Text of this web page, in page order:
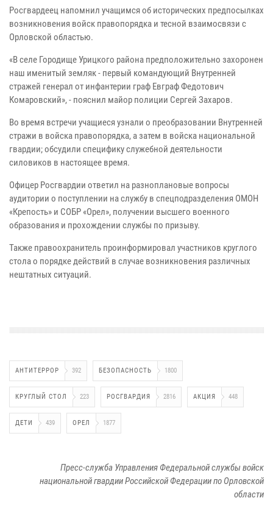
Росгвардеец напомнил учащимся об исторических предпосылках
возникновения войск правопорядка и тесной взаимосвязи с
Орловской областью.
«В селе Городище Урицкого района предположительно захоронен
наш именитый земляк - первый командующий Внутренней
стражей генерал от инфантерии граф Евграф Федотович
Комаровский», - пояснил майор полиции Сергей Захаров.
Во время встречи учащиеся узнали о преобразовании Внутренней
стражи в войска правопорядка, а затем в войска национальной
гвардии; обсудили специфику служебной деятельности
силовиков в настоящее время.
Офицер Росгвардии ответил на разноплановые вопросы
аудитории о поступлении на службу в спецподразделения ОМОН
«Крепость» и СОБР «Орел», получении высшего военного
образования и прохождении службы по призыву.
Также правоохранитель проинформировал участников круглого
стола о порядке действий в случае возникновения различных
нештатных ситуаций.
АНТИТЕРРОР 392 БЕЗОПАСНОСТЬ 1800
КРУГЛЫЙ СТОЛ 223 РОСГВАРДИЯ 2816 АКЦИЯ 448
ДЕТИ 439 ОРЕЛ 1877
Пресс-служба Управления Федеральной службы войск
национальной гвардии Российской Федерации по Орловской
области